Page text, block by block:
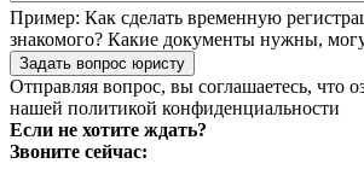
Пример: Как сделать временную
знакомого? Какие документы нужны,
Задать вопрос юристу
Отправляя вопрос, вы соглашаетесь, что
нашей политикой конфиденциальности
Если не хотите ждать?
Звоните сейчас: